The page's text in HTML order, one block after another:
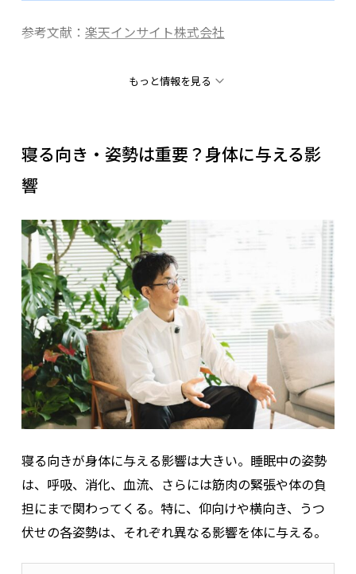
参考文献： 楽天インサイト株式会社
睡眠時の姿勢は「横向き寝（右側向き・左側向き）」
選んでいる人が最も多い。
監修者：角谷
うつ伏せ寝をしている人は睡眠姿勢を見直そう！
うつ伏せ寝は全体としては少数派ですが、一定数はいます。呼
吸のしにくさや首・腰への負担を考えると、睡眠の質という観
点では積極的に推奨できる姿勢ではありません。
不安感やストレスなど、そのときの心身の状態によって無意識に
うつ伏せを選んでいる可能性もありますが、長期的には身体へ
の負担が蓄積しやすくなります。 無理のない形で、少しずつ睡
眠姿勢を見直していくことが大切です。
もっと情報を見る
寝る向き・姿勢は重要？身体に与える影
響
寝る向きが身体に与える影響は大きい。睡眠中の姿勢
は、呼吸、消化、血流、さらには筋肉の緊張や体の負
担にまで関わってくる。特に、仰向けや横向き、うつ
伏せの各姿勢は、それぞれ異なる影響を体に与える。